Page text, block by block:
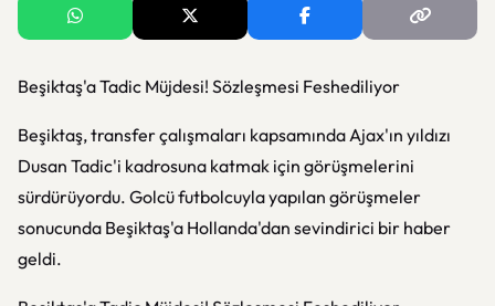
Beşiktaş'a Tadic Müjdesi! Sözleşmesi Feshediliyor
Beşiktaş, transfer çalışmaları kapsamında Ajax'ın yıldızı
Dusan Tadic'i kadrosuna katmak için görüşmelerini
sürdürüyordu. Golcü futbolcuyla yapılan görüşmeler
sonucunda Beşiktaş'a Hollanda'dan sevindirici bir haber
geldi.